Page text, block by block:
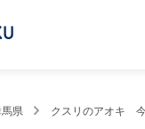
県 クスリのアオキ